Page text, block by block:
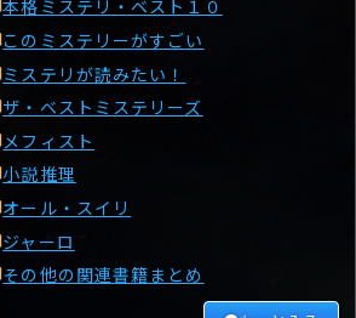
本格ミステリ・ベスト１０
このミステリーがすごい
ミステリが読みたい！
ザ・ベストミステリーズ
メフィスト
小説推理
オール・スイリ
ジャーロ
その他の関連書籍まとめ